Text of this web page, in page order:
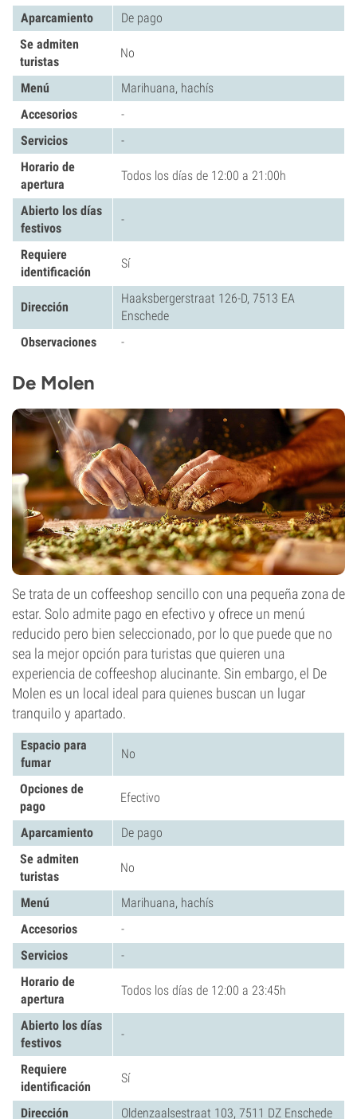
Aparcamiento
De pago
Se admiten
turistas
No
Menú
Marihuana, hachís
Accesorios
-
Servicios
-
Horario de
apertura
Todos los días de 12:00 a 21:00h
Abierto los días
festivos
-
Requiere
identificación
Sí
Dirección
Haaksbergerstraat 126-D, 7513 EA
Enschede
Observaciones
-
De Molen
Se trata de un coffeeshop sencillo con una pequeña zona de
estar. Solo admite pago en efectivo y ofrece un menú
reducido pero bien seleccionado, por lo que puede que no
sea la mejor opción para turistas que quieren una
experiencia de coffeeshop alucinante. Sin embargo, el De
Molen es un local ideal para quienes buscan un lugar
tranquilo y apartado.
Espacio para
fumar
No
Opciones de
pago
Efectivo
Aparcamiento
De pago
Se admiten
turistas
No
Menú
Marihuana, hachís
Accesorios
-
Servicios
-
Horario de
apertura
Todos los días de 12:00 a 23:45h
Abierto los días
festivos
-
Requiere
identificación
Sí
Dirección Oldenzaalsestraat 103, 7511 DZ Enschede